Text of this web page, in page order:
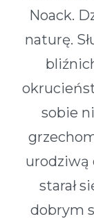
Noack.
naturę.
sobie
urodziwą
starał
dobrym